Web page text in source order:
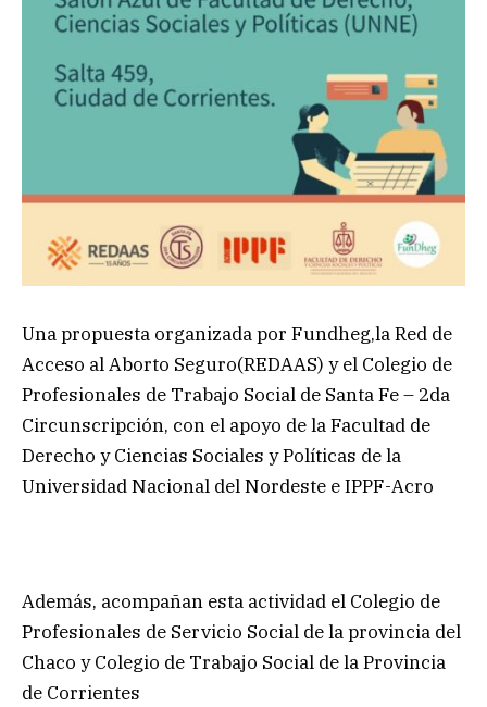
Una propuesta organizada por Fundheg,la Red de
Acceso al Aborto Seguro(REDAAS) y el Colegio de
Profesionales de Trabajo Social de Santa Fe – 2da
Circunscripción, con el apoyo de la Facultad de
Derecho y Ciencias Sociales y Políticas de la
Universidad Nacional del Nordeste e IPPF-Acro
Además, acompañan esta actividad el Colegio de
Profesionales de Servicio Social de la provincia del
Chaco y Colegio de Trabajo Social de la Provincia
de Corrientes